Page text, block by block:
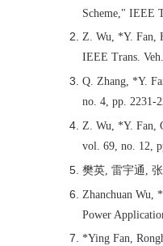
Scheme," IEEE
Z. Wu, *Y. Fan,
IEEE Trans.
Q. Zhang, *Y.
no. 4, pp. 2231-
Z. Wu, *Y. Fan,
vol. 69, no. 12,
樊英 雷宇通
Zhanchuan Wu,
Power
*Ying Fan,